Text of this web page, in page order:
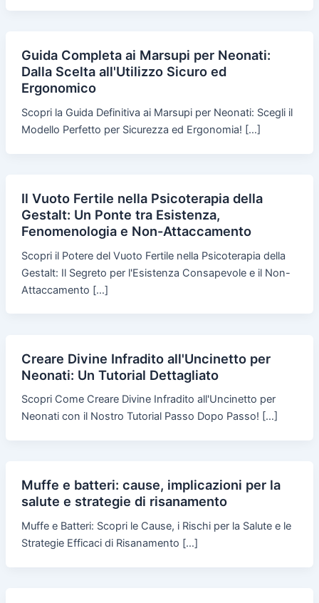
Guida Completa ai Marsupi per Neonati:
Dalla Scelta all'Utilizzo Sicuro ed
Ergonomico
Scopri la Guida Definitiva ai Marsupi per Neonati: Scegli il
Modello Perfetto per Sicurezza ed Ergonomia! […]
Il Vuoto Fertile nella Psicoterapia della
Gestalt: Un Ponte tra Esistenza,
Fenomenologia e Non-Attaccamento
Scopri il Potere del Vuoto Fertile nella Psicoterapia della
Gestalt: Il Segreto per l'Esistenza Consapevole e il Non-
Attaccamento […]
Creare Divine Infradito all'Uncinetto per
Neonati: Un Tutorial Dettagliato
Scopri Come Creare Divine Infradito all'Uncinetto per
Neonati con il Nostro Tutorial Passo Dopo Passo! […]
Muffe e batteri: cause, implicazioni per la
salute e strategie di risanamento
Muffe e Batteri: Scopri le Cause, i Rischi per la Salute e le
Strategie Efficaci di Risanamento […]